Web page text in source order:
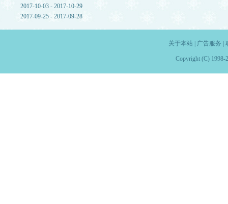
2017-10-03 - 2017-10-29
2017-09-25 - 2017-09-28
关于本站| 广告服务
Copyright (C) 1998-